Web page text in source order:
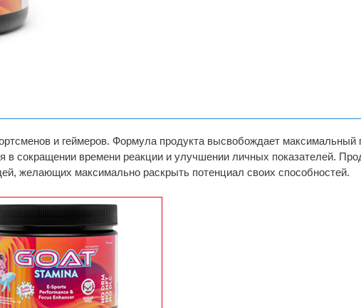
и геймеров. Формула продукта высвобождает максимальный
сокращении времени реакции и улучшении личных показателей.
желающих максимально раскрыть потенциал своих способностей.